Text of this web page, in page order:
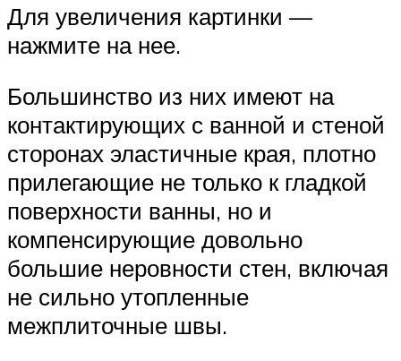
Для увеличения картинки —
нажмите на нее.
Большинство из них имеют на
контактирующих с ванной и стеной
сторонах эластичные края, плотно
прилегающие не только к гладкой
поверхности ванны, но и
компенсирующие довольно
большие неровности стен, включая
не сильно утопленные
межплиточные швы.